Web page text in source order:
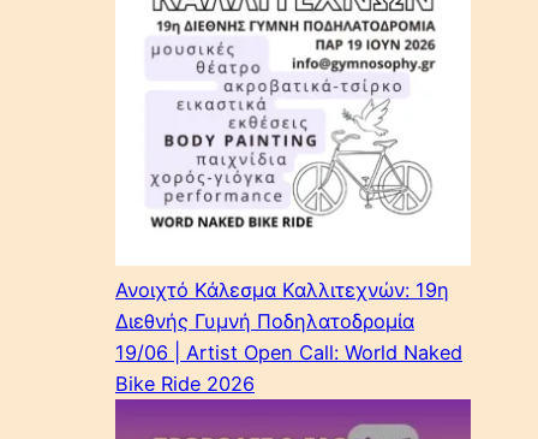
Ανοιχτό Κάλεσμα Καλλιτεχνών: 19η
Διεθνής Γυμνή Ποδηλατοδρομία
19/06 | Artist Open Call: World Naked
Bike Ride 2026